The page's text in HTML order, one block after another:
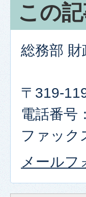
この
総務部 財
〒319-
電話番号
ファック
メールフ